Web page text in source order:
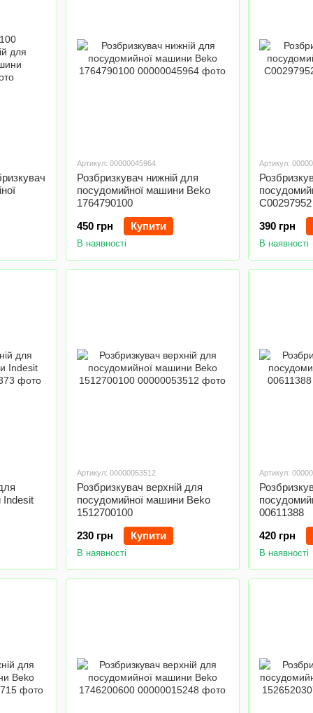
Артикул: 00000045964
Розбризкувач нижній для
посудомийної машини Beko
1764790100
450 грн
Купити
В наявності
Артикул:
C00297952
390 грн
В наявності
Indesit
Артикул: 00000053512
Розбризкувач верхній для
посудомийної машини Beko
1512700100
230 грн
Купити
В наявності
Артикул:
00611388
420 грн
В наявності